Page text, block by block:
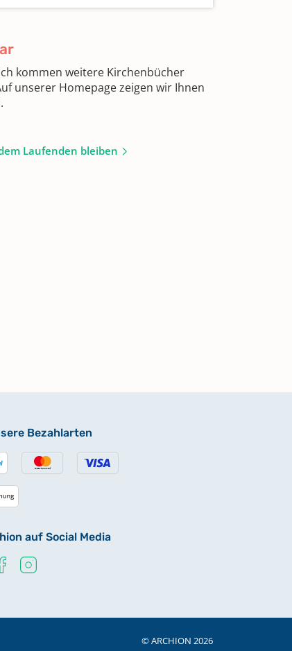
kommen weitere Kirchenbücher
unserer Homepage zeigen wir Ihnen
Laufenden bleiben
Bezahlarten
auf Social Media
© ARCHION 2026